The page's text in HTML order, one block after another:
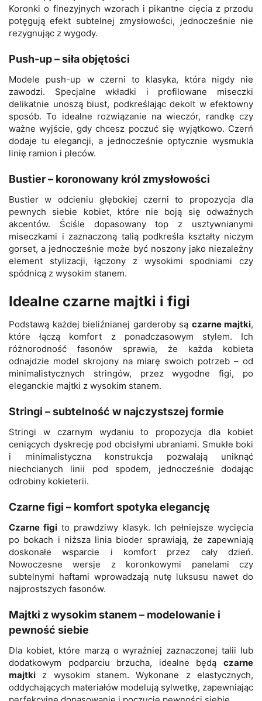
Koronki o finezyjnych wzorach i pikantne cięcia z przodu
potęgują efekt subtelnej zmysłowości, jednocześnie nie
rezygnując z wygody.
Push-up – siła objętości
Modele push-up w czerni to klasyka, która nigdy nie
zawodzi. Specjalne wkładki i profilowane miseczki
delikatnie unoszą biust, podkreślając dekolt w efektowny
sposób. To idealne rozwiązanie na wieczór, randkę czy
ważne wyjście, gdy chcesz poczuć się wyjątkowo. Czerń
dodaje tu elegancji, a jednocześnie optycznie wysmukla
linię ramion i pleców.
Bustier – koronowany król zmysłowości
Bustier w odcieniu głębokiej czerni to propozycja dla
pewnych siebie kobiet, które nie boją się odważnych
akcentów. Ściśle dopasowany top z usztywnianymi
miseczkami i zaznaczoną talią podkreśla kształty niczym
gorset, a jednocześnie może być noszony jako niezależny
element stylizacji, łączony z wysokimi spodniami czy
spódnicą z wysokim stanem.
Idealne czarne majtki i figi
Podstawą każdej bieliźnianej garderoby są czarne majtki,
które łączą komfort z ponadczasowym stylem. Ich
różnorodność fasonów sprawia, że każda kobieta
odnajdzie model skrojony na miarę swoich potrzeb – od
minimalistycznych stringów, przez wygodne figi, po
eleganckie majtki z wysokim stanem.
Stringi – subtelność w najczystszej formie
Stringi w czarnym wydaniu to propozycja dla kobiet
ceniących dyskrecję pod obcisłymi ubraniami. Smukłe boki
i minimalistyczna konstrukcja pozwalają uniknąć
niechcianych linii pod spodem, jednocześnie dodając
odrobiny kokieterii.
Czarne figi – komfort spotyka elegancję
Czarne figi to prawdziwy klasyk. Ich pełniejsze wycięcia
po bokach i niższa linia bioder sprawiają, że zapewniają
doskonałe wsparcie i komfort przez cały dzień.
Nowoczesne wersje z koronkowymi panelami czy
subtelnymi haftami wprowadzają nutę luksusu nawet do
najprostszych fasonów.
Majtki z wysokim stanem – modelowanie i
pewność siebie
Dla kobiet, które marzą o wyraźniej zaznaczonej talii lub
dodatkowym podparciu brzucha, idealne będą czarne
majtki z wysokim stanem. Wykonane z elastycznych,
oddychających materiałów modelują sylwetkę, zapewniając